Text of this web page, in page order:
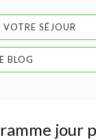
VOTRE SÉJOUR
BLOG
jour